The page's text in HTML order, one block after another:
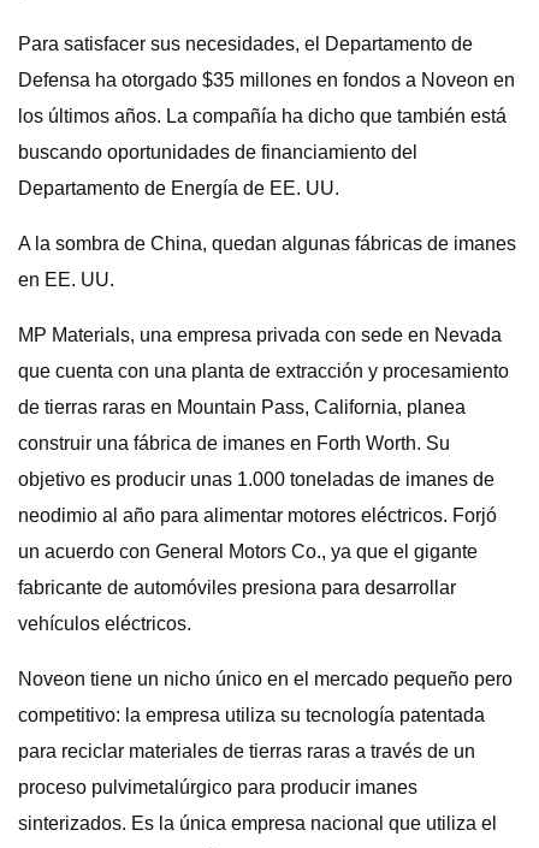
Para satisfacer sus necesidades, el Departamento de
Defensa ha otorgado $35 millones en fondos a Noveon en
los últimos años. La compañía ha dicho que también está
buscando oportunidades de financiamiento del
Departamento de Energía de EE. UU.
A la sombra de China, quedan algunas fábricas de imanes
en EE. UU.
MP Materials, una empresa privada con sede en Nevada
que cuenta con una planta de extracción y procesamiento
de tierras raras en Mountain Pass, California, planea
construir una fábrica de imanes en Forth Worth. Su
objetivo es producir unas 1.000 toneladas de imanes de
neodimio al año para alimentar motores eléctricos. Forjó
un acuerdo con General Motors Co., ya que el gigante
fabricante de automóviles presiona para desarrollar
vehículos eléctricos.
Noveon tiene un nicho único en el mercado pequeño pero
competitivo: la empresa utiliza su tecnología patentada
para reciclar materiales de tierras raras a través de un
proceso pulvimetalúrgico para producir imanes
sinterizados. Es la única empresa nacional que utiliza el